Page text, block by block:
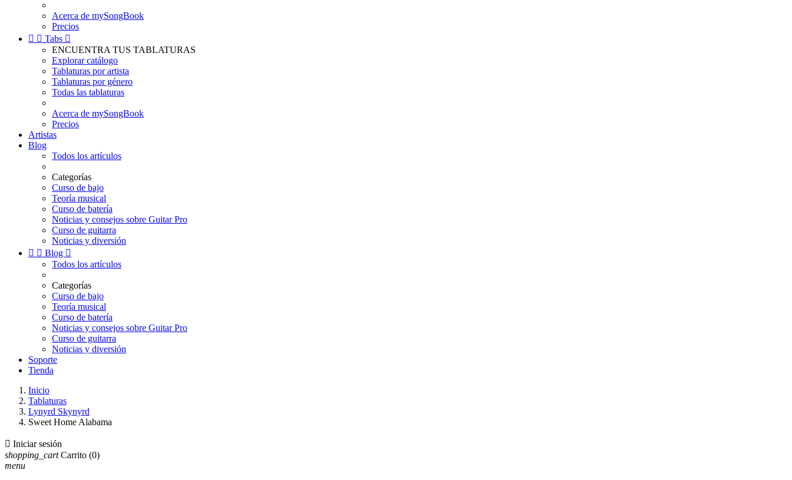
Acerca de mySongBook
Precios
  Tabs 
ENCUENTRA TUS TABLATURAS
Explorar catálogo
Tablaturas por artista
Tablaturas por género
Todas las tablaturas
Acerca de mySongBook
Precios
Artistas
Blog
Todos los artículos
Categorías
Curso de bajo
Teoría musical
Curso de batería
Noticias y consejos sobre Guitar Pro
Curso de guitarra
Noticias y diversión
  Blog 
Todos los artículos
Categorías
Curso de bajo
Teoría musical
Curso de batería
Noticias y consejos sobre Guitar Pro
Curso de guitarra
Noticias y diversión
Soporte
Tienda
Inicio
Tablaturas
Lynyrd Skynyrd
Sweet Home Alabama
 Iniciar sesión
shopping_cart Carrito (0)
menu